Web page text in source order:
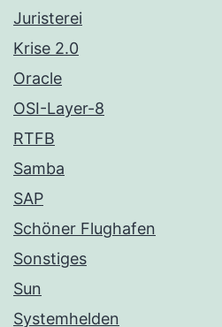
Juristerei
Krise 2.0
Oracle
OSI-Layer-8
RTFB
Samba
SAP
Schöner Flughafen
Sonstiges
Sun
Systemhelden